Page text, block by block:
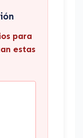
para
estas